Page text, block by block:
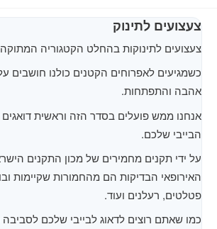
צעצועים לתינוק
צעצועים לתינוקות בהחלט הקטגוריה
כשמגיעים לאפרוחים הקטנים כולנו חושבים
אהבה והתפתחות.
אנחנו ממש פועלים בסדר הזה וראשית
הבייבי שלכם.
על ידי תקנים מחמירים של מכון התקנים
האירופאי הבדיקות הם מהחמורות שקיימות
פטלטים, רעלנים ועוד.
כמו שאתם רוצים לדאוג לבייבי שלכם